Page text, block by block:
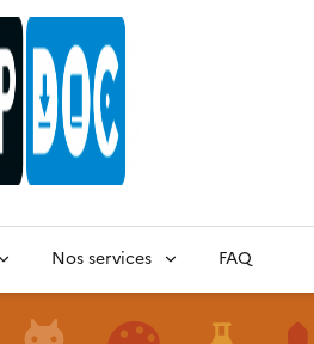
Nos services FAQ